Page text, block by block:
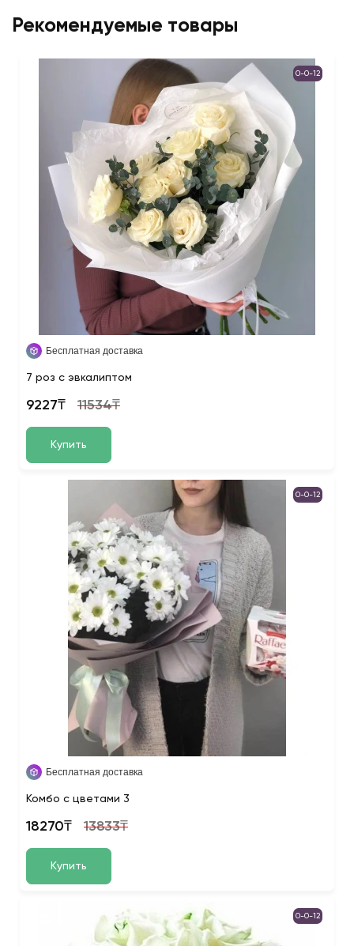
Рекомендуемые товары
0-0-12
Бесплатная доставка
7 роз с эвкалиптом
9227₸ 11534₸
Купить
0-0-12
Бесплатная доставка
Комбо с цветами 3
18270₸ 13833₸
Купить
0-0-12